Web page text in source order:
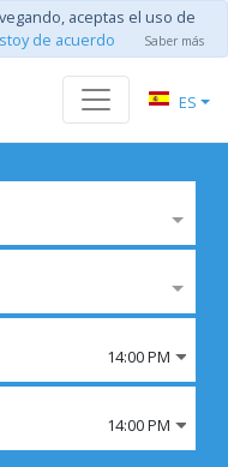
aceptas el uso de
de acuerdo Saber más
ES
14:00 PM
14:00 PM